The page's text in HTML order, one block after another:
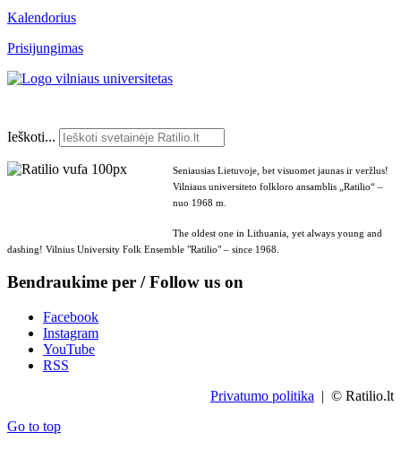
Kalendorius
Prisijungimas
Ieškoti...
Seniausias Lietuvoje, bet visuomet jaunas ir veržlus!
Vilniaus universiteto folkloro ansamblis „Ratilio“ –
nuo 1968 m.
The oldest one in Lithuania, yet always young and
dashing! Vilnius University Folk Ensemble "Ratilio" – since 1968.
Bendraukime per / Follow us on
Facebook
Instagram
YouTube
RSS
Privatumo politika | © Ratilio.lt
Go to top